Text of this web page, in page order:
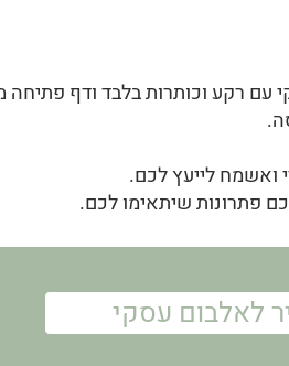
דפים, כ-200 תמונות. עיצוב נקי עם רקע וכותרות בלבד
ואשמח לייעץ לכם.
פתרונות שיתאימו לכם.
לאלבום עסקי